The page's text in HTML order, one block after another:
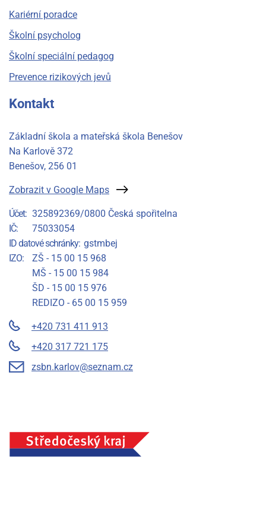
Kariérní poradce
Školní psycholog
Školní speciální pedagog
Prevence rizikových jevů
Kontakt
Základní škola a mateřská škola Benešov
Na Karlově 372
Benešov, 256 01
Zobrazit v Google Maps
Účet
325892369/0800 Česká spořitelna
IČ
75033054
ID datové schránky gstmbej
IZO
ZŠ - 15 00 15 968
MŠ - 15 00 15 984
ŠD - 15 00 15 976
REDIZO - 65 00 15 959
+420 731 411 913
+420 317 721 175
zsbn.karlov@seznam.cz